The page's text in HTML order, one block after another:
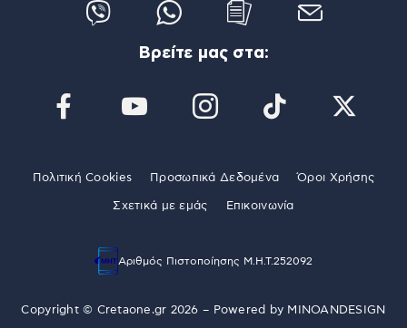
Βρείτε μας στα:
Πολιτική Cookies Προσωπικά Δεδομένα Όροι Χρήσης
Σχετικά με εμάς Επικοινωνία
Αριθμός Πιστοποίησης Μ.Η.Τ.252092
Copyright © Cretaone.gr 2026 – Powered by MINOANDESIGN